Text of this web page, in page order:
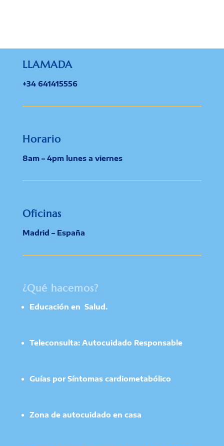
LLAMADA
+34 641415556
Horario
8am – 4pm lunes a viernes
Oficinas
Madrid – España
¿Qué hacemos?
Educación en Salud.
Teleconsulta: Autocuidado Responsable
Guías por Síntomas cardiometabólico
Zona de autocuidado en casa